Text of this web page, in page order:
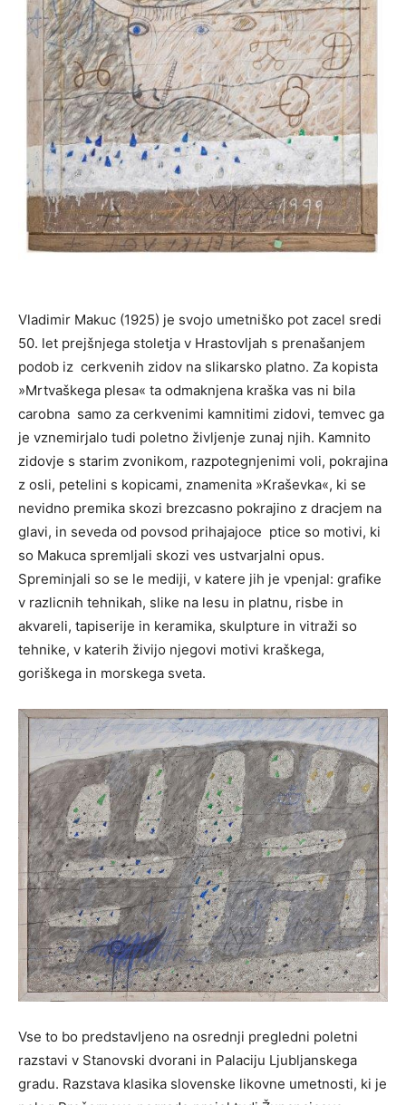
Vladimir Makuc (1925) je svojo umetniško pot zacel sredi
50. let prejšnjega stoletja v Hrastovljah s prenašanjem
podob iz cerkvenih zidov na slikarsko platno. Za kopista
»Mrtvaškega plesa« ta odmaknjena kraška vas ni bila
carobna samo za cerkvenimi kamnitimi zidovi, temvec ga
je vznemirjalo tudi poletno življenje zunaj njih. Kamnito
zidovje s starim zvonikom, razpotegnjenimi voli, pokrajina
z osli, petelini s kopicami, znamenita »Kraševka«, ki se
nevidno premika skozi brezcasno pokrajino z dracjem na
glavi, in seveda od povsod prihajajoce ptice so motivi, ki
so Makuca spremljali skozi ves ustvarjalni opus.
Spreminjali so se le mediji, v katere jih je vpenjal: grafike
v razlicnih tehnikah, slike na lesu in platnu, risbe in
akvareli, tapiserije in keramika, skulpture in vitraži so
tehnike, v katerih živijo njegovi motivi kraškega,
goriškega in morskega sveta.
Vse to bo predstavljeno na osrednji pregledni poletni
razstavi v Stanovski dvorani in Palaciju Ljubljanskega
gradu. Razstava klasika slovenske likovne umetnosti, ki je